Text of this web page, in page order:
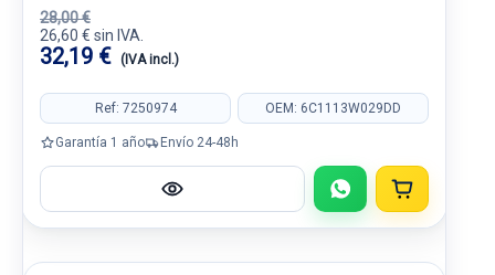
28,00 €
26,60 € sin IVA.
32,19 € (IVA incl.)
Ref: 7250974 OEM: 6C1113W029DD
Garantía 1 año Envío 24-48h